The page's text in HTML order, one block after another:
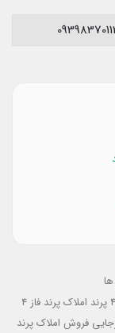
املاک پرند فاز 4
فروش املاک پرند